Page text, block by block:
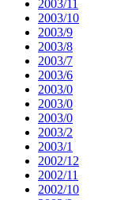
2003/11
2003/10
2003/9
2003/8
2003/7
2003/6
2003/0
2003/0
2003/0
2003/2
2003/1
2002/12
2002/11
2002/10